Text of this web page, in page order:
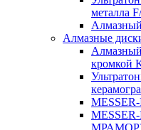
металла
Алмазный
Алмазные
кромкой